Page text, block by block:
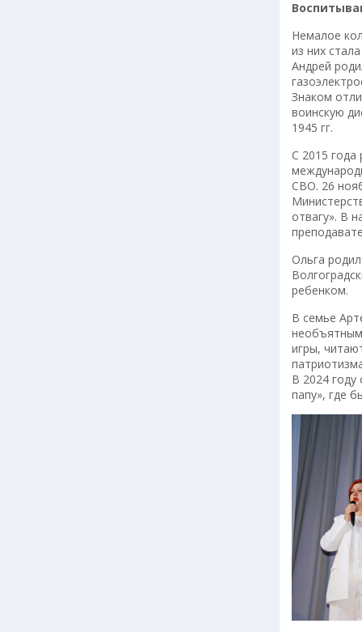
Немалое
из них
Андрей
Знаком
воинскую
1945 гг.
С 2015
СВО. 26
отвагу». В
Ольга
ребенком.
В семье
игры,
В 2024
папу», где